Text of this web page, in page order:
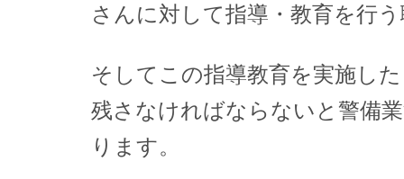
さんに対して指導・教育を行
そしてこの指導教育を実施し
残さなければならないと警備
ります。